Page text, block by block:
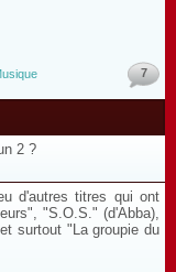
7
2 ?
d'autres titres qui ont
"S.O.S." (d'Abba),
surtout "La groupie du